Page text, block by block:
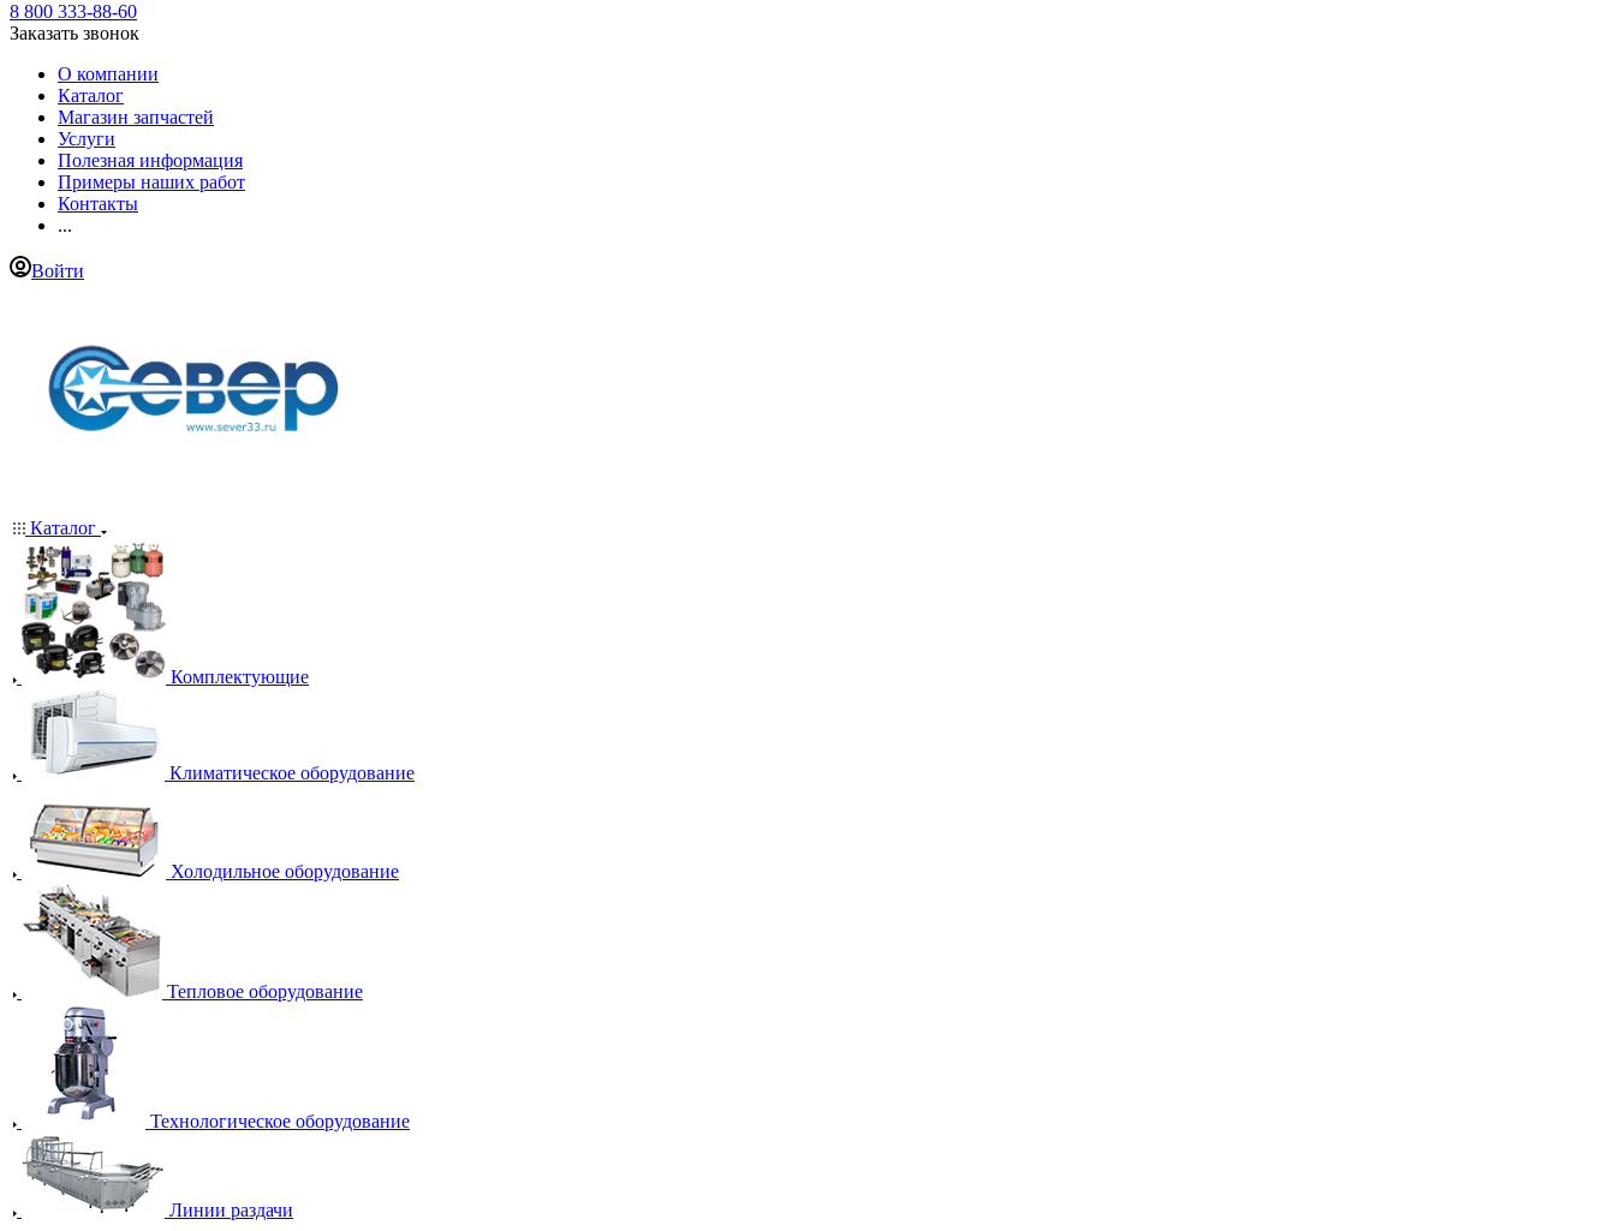
8 800 333-88-60
Заказать звонок
О компании
Каталог
Магазин запчастей
Услуги
Полезная информация
Примеры наших работ
Контакты
...
Войти
Каталог
Комплектующие
Климатическое оборудование
Холодильное оборудование
Тепловое оборудование
Технологическое оборудование
Линии раздачи